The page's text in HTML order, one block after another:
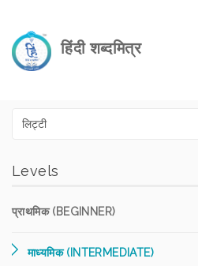
हिंदी शब्दमित्र
Levels
प्राथमिक (BEGINNER)
माध्यमिक (INTERMEDIATE)